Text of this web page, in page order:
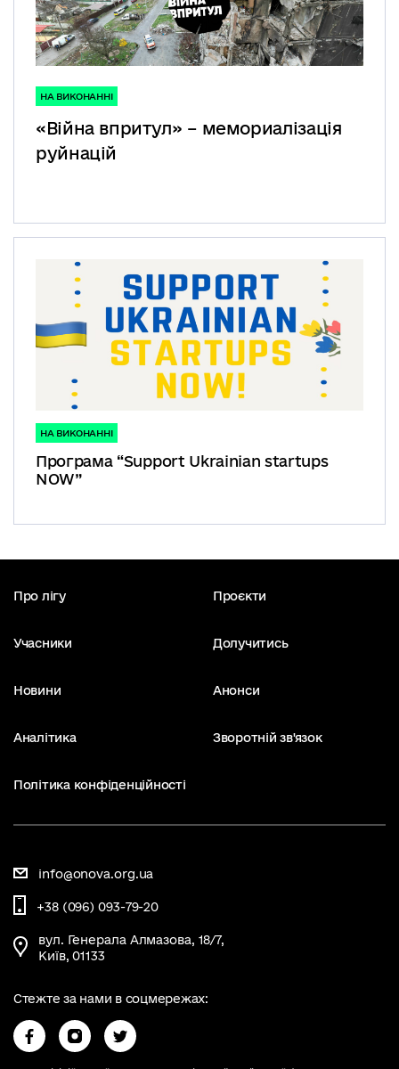
НА ВИКОНАННІ
«Війна впритул» – мемориалізація
руйнацій
НА ВИКОНАННІ
Програма “Support Ukrainian startups
NOW”
Про лігу Проєкти
Учасники Долучитись
Новини Анонси
Аналітика Зворотній зв'язок
Політика конфіденційності
info@onova.org.ua
+38 (096) 093-79-20
вул. Генерала Алмазова, 18/7,
Київ, 01133
Стежте за нами в соцмережах: